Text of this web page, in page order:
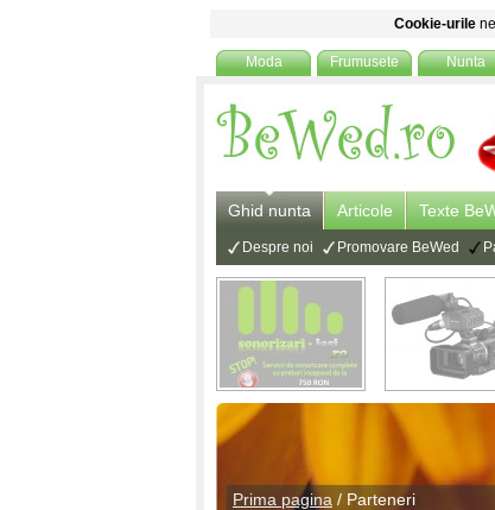
Cookie-urile
Moda Frumusete Nunta
Ghid nunta Articole Texte
Despre noi Promovare BeWed
Prima pagina / Parteneri